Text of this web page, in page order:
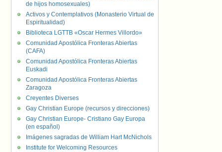
de hijos homosexuales)
Activos y Contemplativos (Monasterio Virtual de
Espiritualidad)
Biblioteca LGTTB «Oscar Hermes Villordo»
Comunidad Apostólica Fronteras Abiertas
(CAFA)
Comunidad Apostólica Fronteras Abiertas
Euskadi
Comunidad Apostólica Fronteras Abiertas
Zaragoza
Creyentes Diverses
Gay Christian Europe (recursos y direcciones)
Gay Christian Europe- Cristiano Gay Europa
(en español)
Imágenes sagradas de William Hart McNichols
Institute for Welcoming Resources